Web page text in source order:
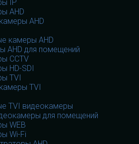
IP
AHD
AHD
камеры AHD
AHD для помещений
CCTV
HD-SDI
TVI
TVI
TVI видеокамеры
для помещений
WEB
Wi-Fi